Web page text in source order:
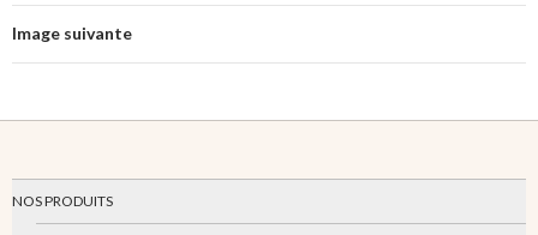
Image suivante
NOS PRODUITS